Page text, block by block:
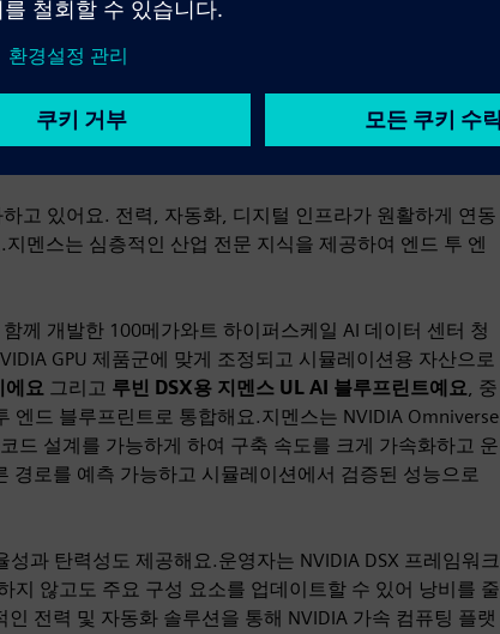
잡성에 대한 전례 없는 수요가 증가하고 있어요.지멘스
설계, 구축, 운영, 확장하는 것을 돕고 있어요.우리의 접근
.산호세에서 열린 NVIDIA GTC 2026에서 지멘스는 다음과
했어요. 엔비디아 옴니버스 DSX 블루프린트, AI 전용으로
고 있어요. 전력, 자동화, 디지털 인프라가 원활하게 연동
멘스는 심층적인 산업 전문 지식을 제공하여 엔드 투 엔
께 개발한 100메가와트 하이퍼스케일 AI 데이터 센터 청
GPU 제품군에 맞게 조정되고 시뮬레이션용 자산으로
에요 그리고 루빈 DSX용 지멘스 UL AI 블루프린트예요, 중
드 블루프린트로 통합해요.지멘스는 NVIDIA Omniverse
드 설계를 가능하게 하여 구축 속도를 크게 가속화하고 운
경로를 예측 가능하고 시뮬레이션에서 검증된 성능으로
과 탄력성도 제공해요.운영자는 NVIDIA DSX 프레임워크
지 않고도 주요 구성 요소를 업데이트할 수 있어 낭비를 줄
전력 및 자동화 솔루션을 통해 NVIDIA 가속 컴퓨팅 플랫